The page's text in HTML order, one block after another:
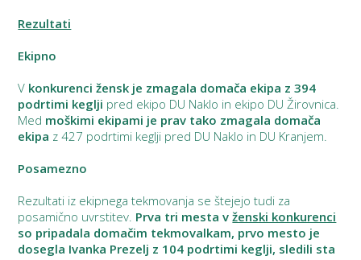
Rezultati
Ekipno
V konkurenci žensk je zmagala domača ekipa z 394
podrtimi keglji pred ekipo DU Naklo in ekipo DU Žirovnica.
Med moškimi ekipami je prav tako zmagala domača
ekipa z 427 podrtimi keglji pred DU Naklo in DU Kranjem.
Posamezno
Rezultati iz ekipnega tekmovanja se štejejo tudi za
posamično uvrstitev. Prva tri mesta vženski konkurenci
so pripadala domačim tekmovalkam, prvo mesto je
dosegla Ivanka Prezelj z 104 podrtimi keglji, sledili sta